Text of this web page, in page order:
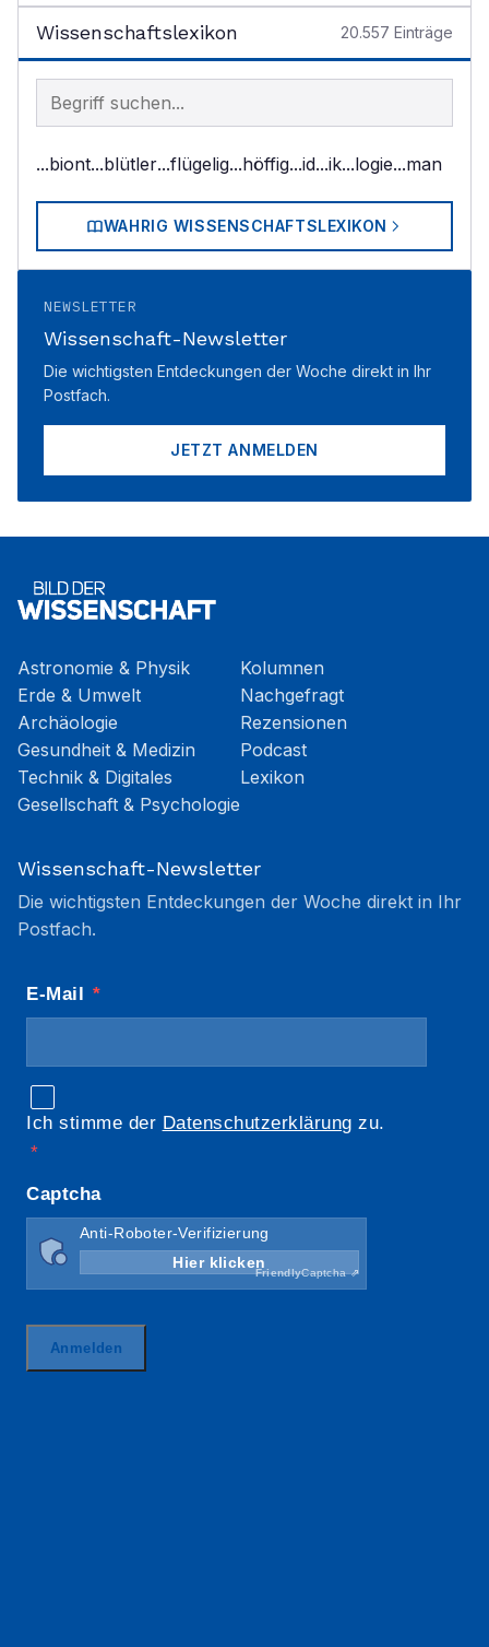
Wissenschaftslexikon 20.557 Einträge
Begriff im Lexikon suchen
...biont...blütler...flügelig...höffig...id...ik...logie...man
WAHRIG WISSENSCHAFTSLEXIKON
NEWSLETTER
Wissenschaft-Newsletter
Die wichtigsten Entdeckungen der Woche direkt in Ihr
Postfach.
JETZT ANMELDEN
Astronomie & Physik
Erde & Umwelt
Archäologie
Gesundheit & Medizin
Technik & Digitales
Gesellschaft & Psychologie
Kolumnen
Nachgefragt
Rezensionen
Podcast
Lexikon
Wissenschaft-Newsletter
Die wichtigsten Entdeckungen der Woche direkt in Ihr
Postfach.